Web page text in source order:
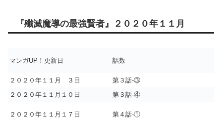
『殲滅魔導の最強賢者』２０２０年１１月
マンガUP！更新日 話数
２０２０年１１月 ３日
第３話-③
２０２０年１１月１０日
第３話-④
２０２０年１１月１７日 第４話-①